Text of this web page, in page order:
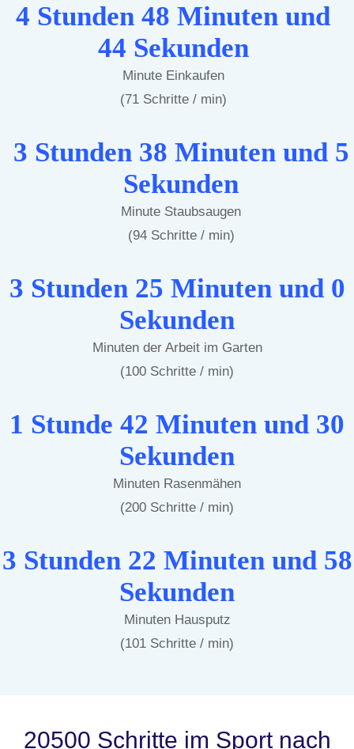
4 Stunden 48 Minuten und
44 Sekunden
Minute Einkaufen
(71 Schritte / min)
3 Stunden 38 Minuten und 5
Sekunden
Minute Staubsaugen
(94 Schritte / min)
3 Stunden 25 Minuten und 0
Sekunden
Minuten der Arbeit im Garten
(100 Schritte / min)
1 Stunde 42 Minuten und 30
Sekunden
Minuten Rasenmähen
(200 Schritte / min)
3 Stunden 22 Minuten und 58
Sekunden
Minuten Hausputz
(101 Schritte / min)
20500 Schritte im Sport nach